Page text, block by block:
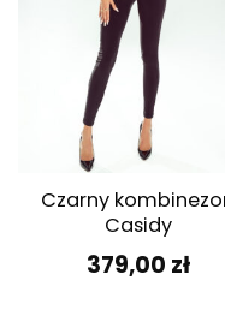
Czarny
Casidy
379,00 zł